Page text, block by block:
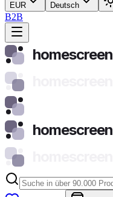
EUR Deutsch
B2B
homescreen
homescreen